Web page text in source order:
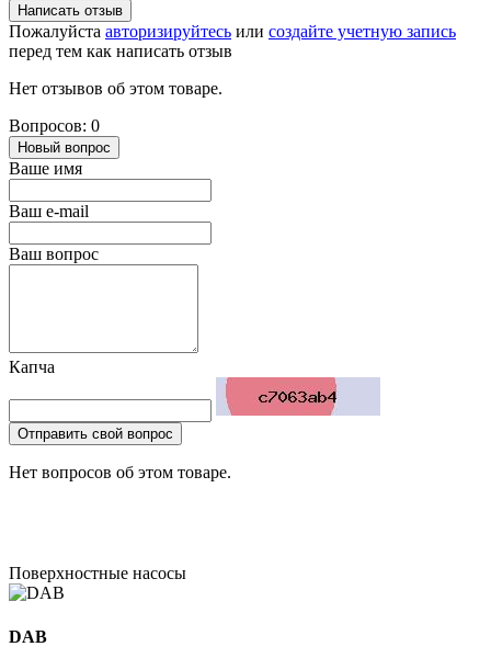
Написать отзыв
Пожалуйста авторизируйтесь или создайте учетную запись
перед тем как написать отзыв
Нет отзывов об этом товаре.
Вопросов: 0
Новый вопрос
Ваше имя
Ваш e-mail
Ваш вопрос
Капча
Отправить свой вопрос
Нет вопросов об этом товаре.
Поверхностные насосы
DAB